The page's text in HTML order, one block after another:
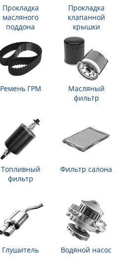
Прокладка
масляного
поддона
Прокладка
клапанной
крышки
Ремень ГРМ
Масляный
фильтр
Топливный
фильтр
Фильтр салона
Глушитель Водяной насос